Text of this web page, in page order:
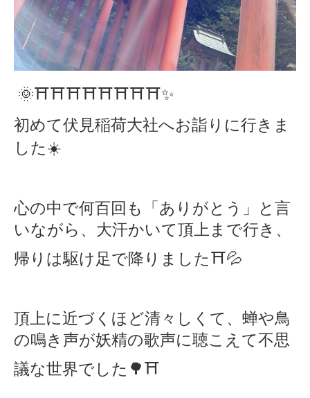
🌞⛩⛩⛩⛩⛩⛩⛩⛩✨
初めて伏見稲荷大社へお詣りに行きま
した☀️
心の中で何百回も「ありがとう」と言
いながら、大汗かいて頂上まで行き、
帰りは駆け足で降りました⛩💦
頂上に近づくほど清々しくて、蝉や鳥
の鳴き声が妖精の歌声に聴こえて不思
議な世界でした 🌳⛩